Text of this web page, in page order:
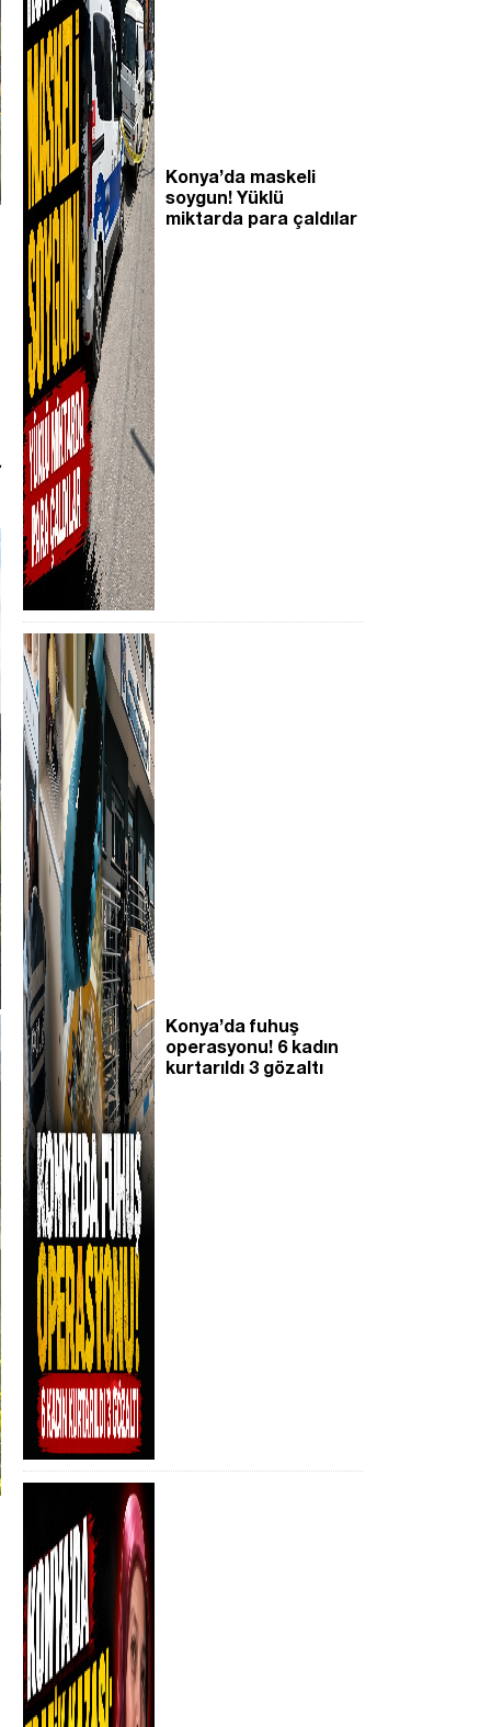
Konya’da maskeli
soygun! Yüklü
miktarda para çaldılar
Konya’da fuhuş
operasyonu! 6 kadın
kurtarıldı 3 gözaltı